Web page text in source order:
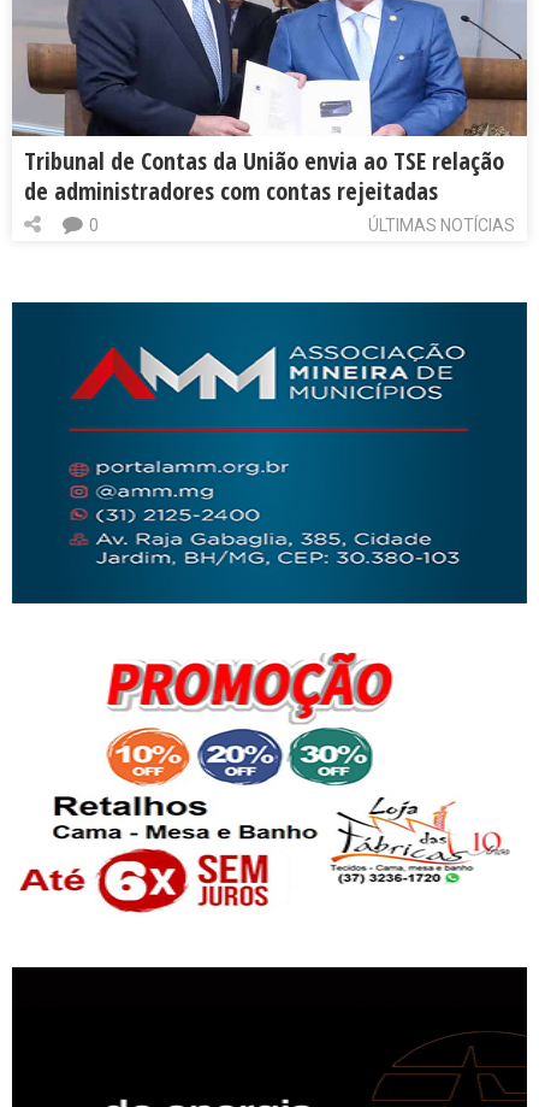
Tribunal de Contas da União envia ao TSE relação
de administradores com contas rejeitadas
ÚLTIMAS NOTÍCIAS
0